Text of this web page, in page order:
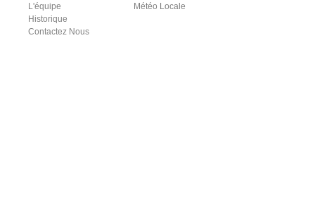
L'équipe
Historique
Contactez Nous
Météo Locale